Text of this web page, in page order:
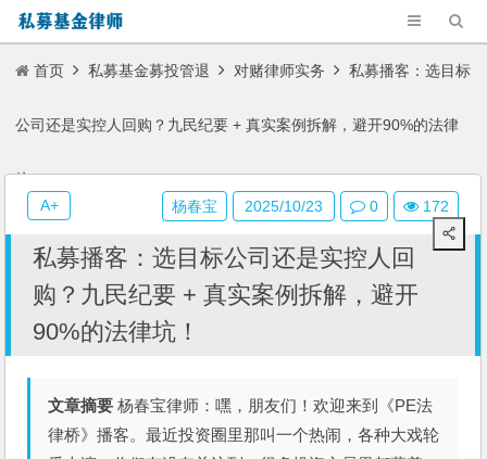
首页 私募基金募投管退 对赌律师实务 私募播客：选目标
公司还是实控人回购？九民纪要 + 真实案例拆解，避开90%的法律
坑！
私募播客：选目标公司还是实控人回
购？九民纪要 + 真实案例拆解，避开
90%的法律坑！
文章摘要 杨春宝律师：嘿，朋友们！欢迎来到《PE法
律桥》播客。最近投资圈里那叫一个热闹，各种大戏轮
杨春宝 2025/10/23 0 172
A+